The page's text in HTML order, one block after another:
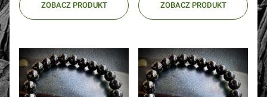
ZOBACZ PRODUKT ZOBACZ PRODUKT